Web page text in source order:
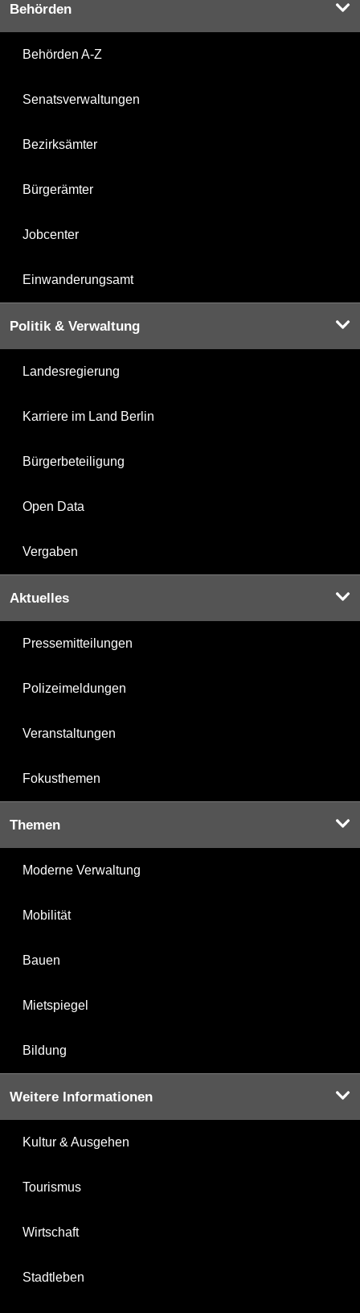
Behörden
Behörden A-Z
Senatsverwaltungen
Bezirksämter
Bürgerämter
Jobcenter
Einwanderungsamt
Politik & Verwaltung
Landesregierung
Karriere im Land Berlin
Bürgerbeteiligung
Open Data
Vergaben
Aktuelles
Pressemitteilungen
Polizeimeldungen
Veranstaltungen
Fokusthemen
Themen
Moderne Verwaltung
Mobilität
Bauen
Mietspiegel
Bildung
Weitere Informationen
Kultur & Ausgehen
Tourismus
Wirtschaft
Stadtleben